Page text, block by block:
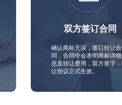
双方签订合同
确认商标无误，签订转让合
同，合同中会表明商标详
息及转让费用，双方签字
让协议正式生效。